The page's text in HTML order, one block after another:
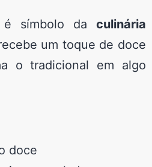
símbolo da culinária
um toque de doce
o tradicional em algo
doce